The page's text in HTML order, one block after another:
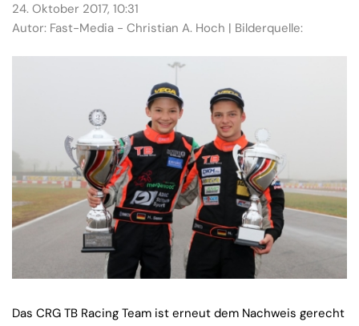
24. Oktober 2017, 10:31
Autor: Fast-Media - Christian A. Hoch | Bilderquelle:
Das CRG TB Racing Team ist erneut dem Nachweis gerecht